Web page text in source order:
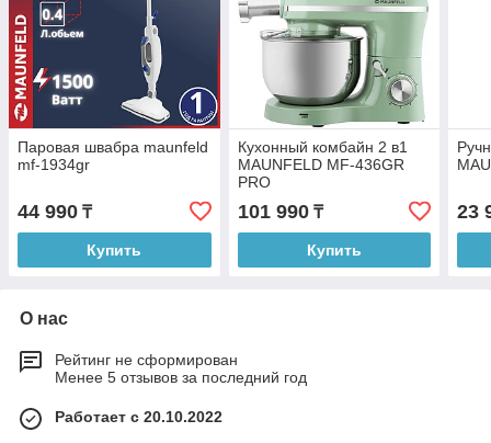
Паровая швабра maunfeld
mf-1934gr
44 990 ₸
Купить
Кухонный комбайн 2 в1
MAUNFELD MF-436GR
PRO
101 990₸
Купить
23
О нас
Рейтинг не сформирован
Менее 5 отзывов за последний год
Работает с 20.10.2022